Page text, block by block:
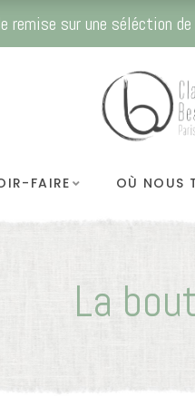
remise sur une séléction
FAIRE OÙ NOUS
La